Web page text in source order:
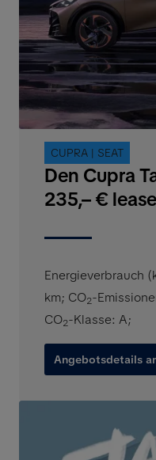
CUPRA | SEAT
Den Cupra
235,– €
Energieverbrauch
km; CO2-
CO2-Klasse: A;
Angebotsdetails